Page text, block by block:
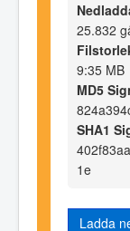
25.832
9:35 MB
MD5
SHA1
1e
Ladda